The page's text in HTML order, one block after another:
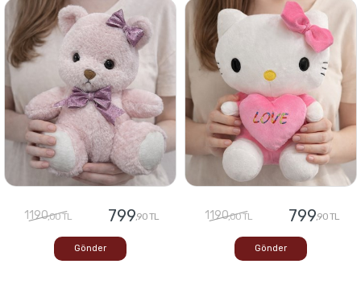
1190,00 TL 799,90 TL
Gönder
1190,00 TL 799,90 TL
Gönder